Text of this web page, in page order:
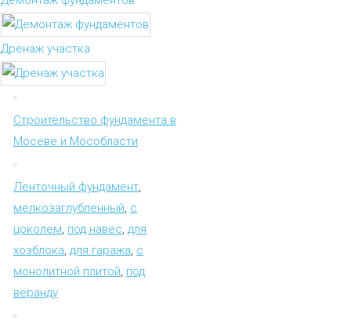
Дренаж участка
Строительство фундамента в
Мосеве и Мособласти
Ленточный фундамент
мелкозаглубленный с
цоколем под навес для
хозблока для гаража с
монолитной плитой под
веранду